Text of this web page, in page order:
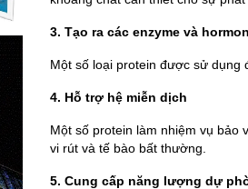
3. Tạo ra các enzyme và
Một số loại protein được sử dụng
4. Hỗ trợ hệ miễn dịch
Một số protein làm nhiệm vụ bảo
vi rút và tế bào bất thường.
5. Cung cấp năng lượng dự